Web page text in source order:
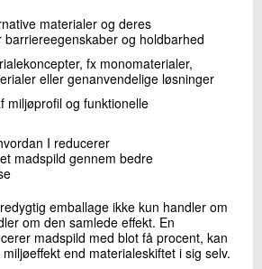
materialer og deres
barriereegenskaber og holdbarhed
fx monomaterialer,
eller genanvendelige løsninger
miljøprofil og funktionelle
I reducerer
madspild gennem bedre
emballage ikke kun handler om
om den samlede effekt. En
madspild med blot få procent, kan
end materialeskiftet i sig selv.